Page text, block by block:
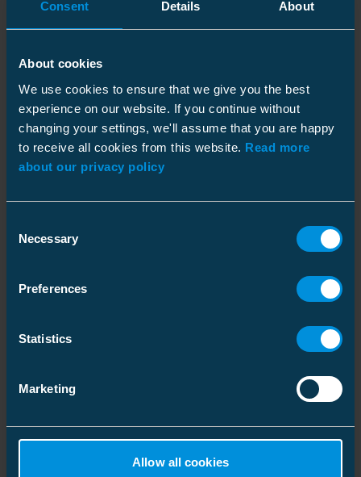
Consent Details About
About cookies
We use cookies to ensure that we give you the best
experience on our website. If you continue without
changing your settings, we'll assume that you are happy
to receive all cookies from this website. Read more
about our privacy policy
Selection
Necessary
Preferences
Statistics
Marketing
Allow all cookies
Tekniset tiedot
Mitat
Pakkaustiedot
Muovipussi
Samankaltaiset tuotteet